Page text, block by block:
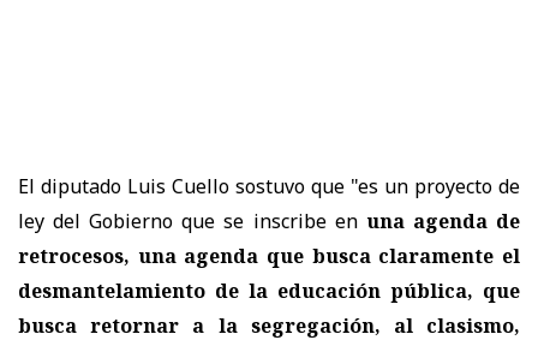
El diputado Luis Cuello sostuvo que "es un proyecto de
ley del Gobierno que se inscribe enuna agenda de
retrocesos, una agenda que busca claramente el
desmantelamiento de la educación pública, que
busca retornar a la segregación, al clasismo,